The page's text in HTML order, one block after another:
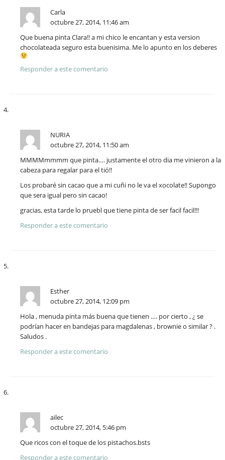
Carla
octubre 27, 2014, 11:46 am
Que buena pinta Clara!! a mi chico le encantan y esta version
chocolateada seguro esta buenisima. Me lo apunto en los deberes
Responder a este comentario
NURIA
octubre 27, 2014, 11:50 am
MMMMmmmm que pinta…. justamente el otro dia me vinieron a la
cabeza para regalar para el tió!!
Los probaré sin cacao que a mi cuñi no le va el xocolate!! Supongo
que sera igual pero sin cacao!
gracias, esta tarde lo pruebl que tiene pinta de ser facil facil!!!
Responder a este comentario
Esther
octubre 27, 2014, 12:09 pm
Hola , menuda pinta más buena que tienen …. por cierto , ¿ se
podrían hacer en bandejas para magdalenas , brownie o similar ? .
Saludos .
Responder a este comentario
ailec
octubre 27, 2014, 5:46 pm
Que ricos con el toque de los pistachos.bsts
Responder a este comentario